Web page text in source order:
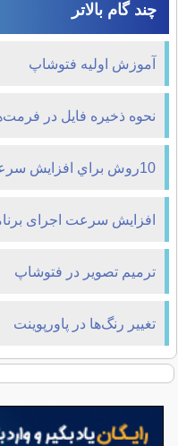
چند گام بالاتر
آموزش اولیه فتوشاپ
نحوه ذخیره فایل در
10روش براي افزايش سرعت فتوشاپ
افزایش سرعت اجرای
ترميم تصوير در فتوشاپ
تغییر رنگ‌ها در پاورپوینت